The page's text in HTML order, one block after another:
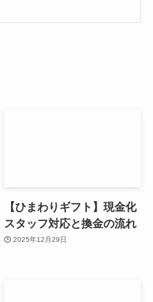
【ひまわりギフト】現金化
スタッフ対応と換金の流れ
2025年12月29日